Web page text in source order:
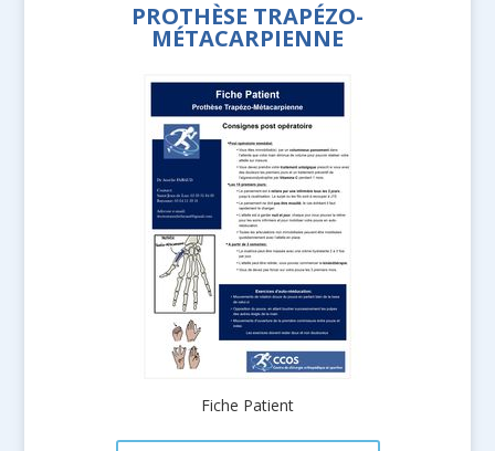
PROTHÈSE TRAPÉZO-
MÉTACARPIENNE
Fiche Patient